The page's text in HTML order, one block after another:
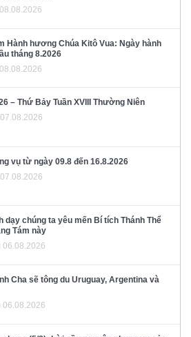
Hành hương Chúa Kitô Vua: Ngày hành
tháng 8.2026
– Thứ Bảy Tuần XVIII Thường Niên
vụ từ ngày 09.8 đến 16.8.2026
dạy chúng ta yêu mến Bí tích Thánh Thể
Tám này
06.08.2026
Cha sẽ tông du Uruguay, Argentina và
06.08.2026